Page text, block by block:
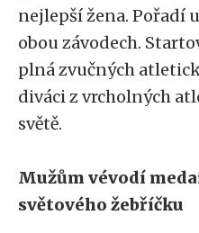
nejlepší žena. Pořadí
obou závodech.
plná zvučných
diváci z vrcholných
světě.
Mužům vévodí
světového žebříčku